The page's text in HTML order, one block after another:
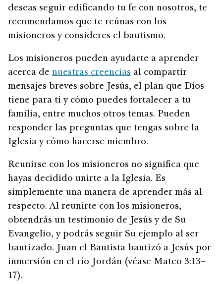
deseas seguir edificando tu fe con nosotros, te
recomendamos que te reúnas con los
misioneros y consideres el bautismo.
Los misioneros pueden ayudarte a aprender
acerca de nuestras creencias al compartir
mensajes breves sobre Jesús, el plan que Dios
tiene para ti y cómo puedes fortalecer a tu
familia, entre muchos otros temas. Pueden
responder las preguntas que tengas sobre la
Iglesia y cómo hacerse miembro.
Reunirse con los misioneros no significa que
hayas decidido unirte a la Iglesia. Es
simplemente una manera de aprender más al
respecto. Al reunirte con los misioneros,
obtendrás un testimonio de Jesús y de Su
Evangelio, y podrás seguir Su ejemplo al ser
bautizado. Juan el Bautista bautizó a Jesús por
inmersión en el río Jordán (véase Mateo 3:13–
17).